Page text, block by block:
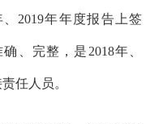
、2019年年度报告上签
、完整， 是2018年、
任人员。